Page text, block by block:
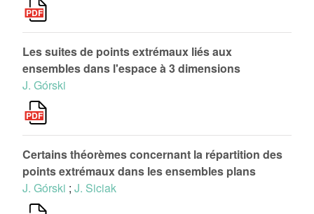
Les suites de points extrémaux liés aux
ensembles dans l'espace à 3 dimensions
J. Górski
Certains théorèmes concernant la répartition des
points extrémaux dans les ensembles plans
J. Górski ; J. Siciak